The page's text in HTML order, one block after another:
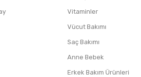
Vitaminler
Vücut Bakımı
Saç Bakımı
Anne Bebek
Erkek Bakım Ürünleri